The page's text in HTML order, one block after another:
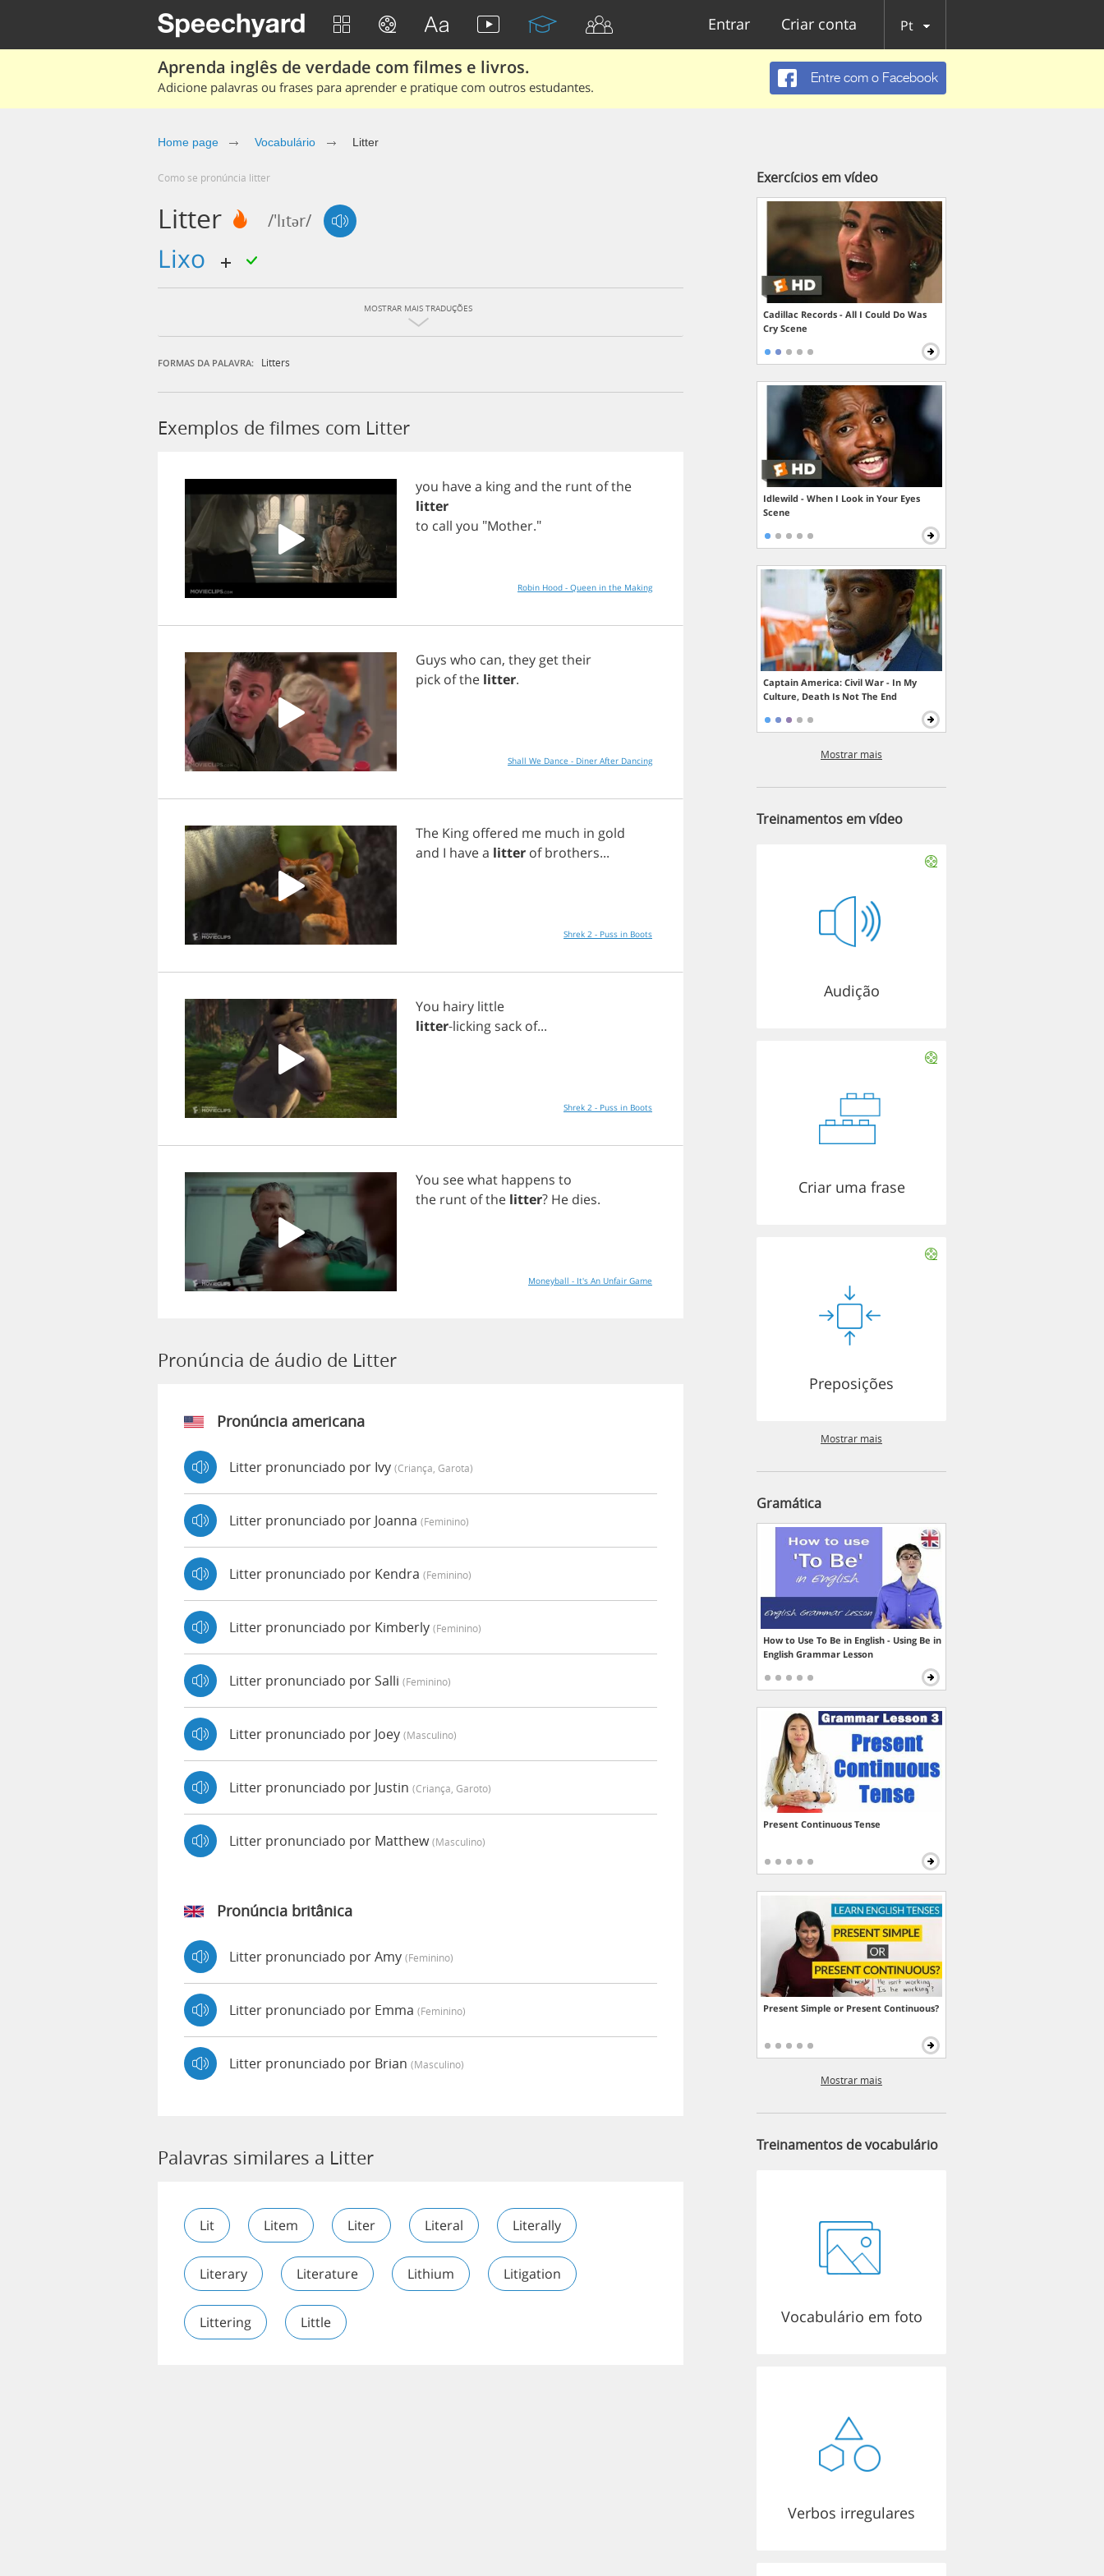
Entrar Criar conta Pt
Aprenda inglês de verdade com filmes e livros.
Adicione palavras ou frases para aprender e pratique com outros estudantes.
Entre com o Facebook
Home page Vocabulário Litter
Como se pronúncia litter
Litter /'lɪtər/
lixo
MOSTRAR MAIS TRADUÇÕES
FORMAS DA PALAVRA: Litters
Exemplos de filmes com Litter
you havea kingand the runt ofthe
litter
to call you "Mother."
Robin Hood - Queen in the Making
Guys who can, they gettheir
pick ofthe litter.
Shall We Dance - Diner After Dancing
The King offered me much in gold
and I havea litter of brothers...
Shrek 2 - Puss in Boots
You hairy little
litter-licking sack of...
Shrek 2 - Puss in Boots
You seewhat happens to
the runt ofthe litter? He dies.
Moneyball - It's An Unfair Game
Pronúncia de áudio de Litter
Pronúncia americana
Litter pronunciado por Ivy (criança, Garota)
Litter pronunciado por Joanna (feminino)
Litter pronunciado por Kendra (feminino)
Litter pronunciado por Kimberly (feminino)
Litter pronunciado por Salli (feminino)
Litter pronunciado por Joey (masculino)
Litter pronunciado por Justin (criança, Garoto)
Litter pronunciado por Matthew(masculino)
Pronúncia britânica
Litter pronunciado por Amy (feminino)
Litter pronunciado por Emma (feminino)
Litter pronunciado por Brian (masculino)
Palavras similares a Litter
Lit Litem Liter Literal Literally
Literary Literature Lithium Litigation
Littering Little
Exercícios em vídeo
Cadillac Records - All I Could Do Was
Cry Scene
Idlewild - When I Look in Your Eyes
Scene
Captain America: Civil War - In My
Culture, Death Is Not The End
Mostrar mais
Treinamentos em vídeo
Audição
Criar uma frase
Preposições
Mostrar mais
Gramática
How to Use To Be in English - Using Be in
English Grammar Lesson
Present Continuous Tense
Present Simple or Present Continuous?
Mostrar mais
Treinamentos de vocabulário
Vocabulário em foto
Verbos irregulares